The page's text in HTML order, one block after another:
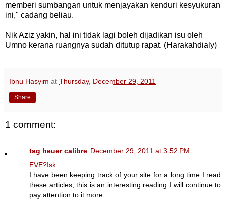
memberi sumbangan untuk menjayakan kenduri kesyukuran
ini," cadang beliau.
Nik Aziz yakin, hal ini tidak lagi boleh dijadikan isu oleh
Umno kerana ruangnya sudah ditutup rapat. (Harakahdialy)
Ibnu Hasyim at Thursday, December 29, 2011
Share
1 comment:
tag heuer calibre December 29, 2011 at 3:52 PM
EVE?Isk
I have been keeping track of your site for a long time I read
these articles, this is an interesting reading I will continue to
pay attention to it more